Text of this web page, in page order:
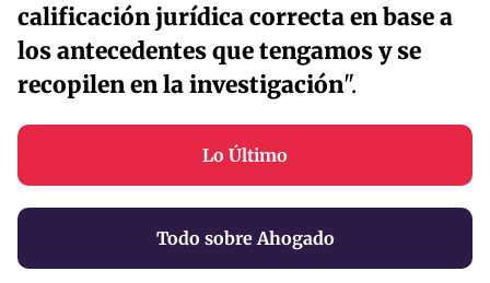
calificación jurídica correcta en base a
los antecedentes que tengamos y se
recopilen en la investigación".
Lo Último
Todo sobre Ahogado